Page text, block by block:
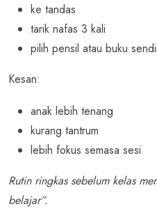
ke tandas
tarik nafas 3 kali
pilih pensil atau buku
Kesan:
anak lebih tenang
kurang tantrum
lebih fokus semasa sesi
Rutin ringkas sebelum kelas
belajar”.